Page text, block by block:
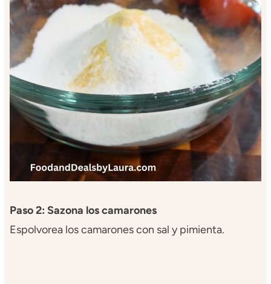
Paso 2: Sazona los camarones
Espolvorea los camarones con sal y pimienta.